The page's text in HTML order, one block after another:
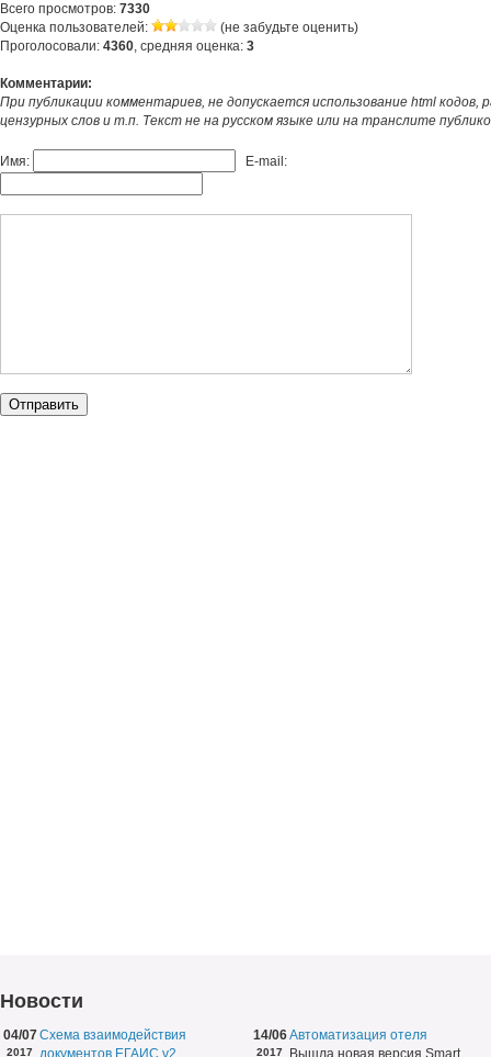
Всего просмотров: 7330
Оценка пользователей:
(не забудьте оценить)
Проголосовали: 4360, средняя оценка: 3
Комментарии:
При публикации комментариев, не допускается использование html кодов,
цензурных слов и т.п. Текст не на русском языке или на транслите
Имя: E-mail:
Новости
04/07
2017
Схема взаимодействия
документов ЕГАИС v2
14/06
2017
Автоматизация отеля
Вышла новая версия Smart